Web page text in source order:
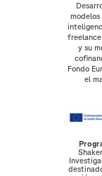
y su
Fondo
el